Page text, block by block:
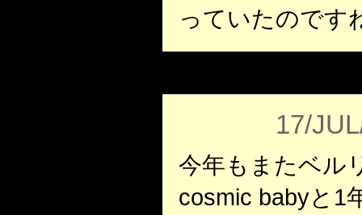
っていたのです
17/
今年もまたベル
cosmic babyと1